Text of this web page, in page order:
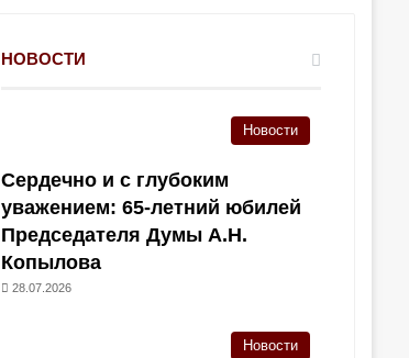
НОВОСТИ
Новости
Сердечно и с глубоким
уважением: 65-летний юбилей
Председателя Думы А.Н.
Копылова
28.07.2026
Новости